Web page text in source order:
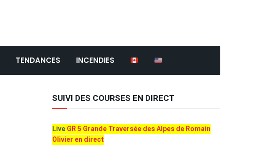
TENDANCES INCENDIES
SUIVI DES COURSES EN DIRECT
LiveGR 5 Grande Traversée des Alpes de Romain
Olivier en direct